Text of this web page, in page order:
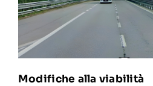
Modifiche alla viabilità